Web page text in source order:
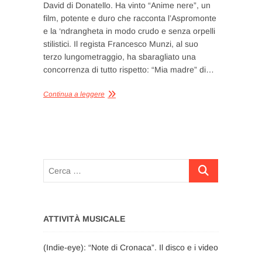
David di Donatello. Ha vinto “Anime nere”, un
film, potente e duro che racconta l’Aspromonte
e la ‘ndrangheta in modo crudo e senza orpelli
stilistici. Il regista Francesco Munzi, al suo
terzo lungometraggio, ha sbaragliato una
concorrenza di tutto rispetto: “Mia madre” di…
Continua a leggere
Cerca
ATTIVITÀ MUSICALE
(Indie-eye): “Note di Cronaca”. Il disco e i video